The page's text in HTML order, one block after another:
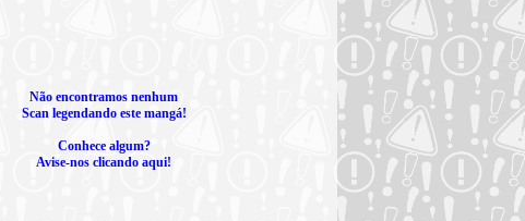
Não encontramos nenhum
Scan legendando este mangá!
Conhece algum?
Avise-nos clicando aqui!